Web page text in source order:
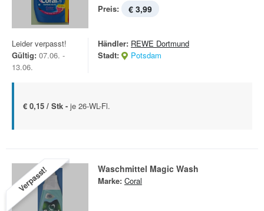
Preis: € 3,99
Leider verpasst!
Gültig: 07.06. -
13.06.
Händler: REWE Dortmund
Stadt:
Potsdam
€ 0,15 / Stk - je 26-WL-Fl.
Verpasst! Waschmittel Magic Wash
Marke: Coral